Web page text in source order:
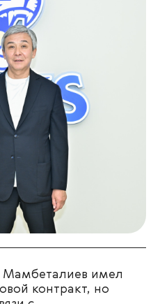
Мамбеталиев имел
контракт, но